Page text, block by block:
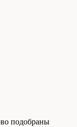
подобраны